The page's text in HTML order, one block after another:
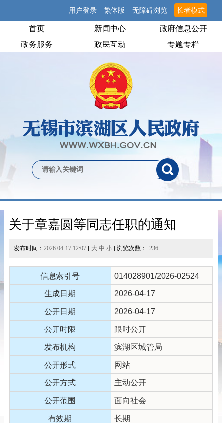
用户登录 繁体版 无障碍浏览 长者模式
首页 新闻中心
政府信息公开
政务服务
政民互动 专题专栏
关于章嘉圆等同志任职的通知
发布时间： 2026-04-17 12:07[ 大 中 小] 浏览次数： 236
信息索引号 014028901/2026-02524
生成日期 2026-04-17
公开日期 2026-04-17
公开时限 限时公开
发布机构 滨湖区城管局
公开形式 网站
公开方式 主动公开
公开范围 面向社会
有效期 长期